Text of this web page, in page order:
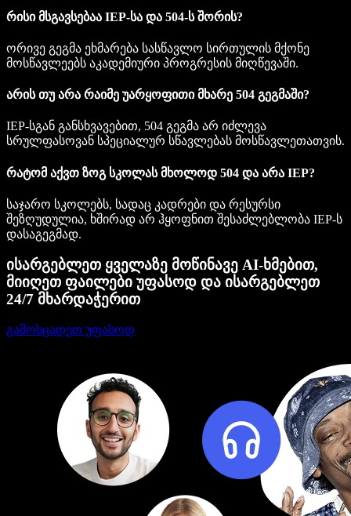
რისი მსგავსებაა IEP-სა და 504-ს შორის?
ორივე გეგმა ეხმარება სასწავლო სირთულის მქონე
მოსწავლეებს აკადემიური პროგრესის მიღწევაში.
არის თუ არა რაიმე უარყოფითი მხარე 504 გეგმაში?
IEP-სგან განსხვავებით, 504 გეგმა არ იძლევა
სრულფასოვან სპეციალურ სწავლებას მოსწავლეთათვის.
რატომ აქვთ ზოგ სკოლას მხოლოდ 504 და არა IEP?
საჯარო სკოლებს, სადაც კადრები და რესურსი
შეზღუდულია, ხშირად არ ჰყოფნით შესაძლებლობა IEP-ს
დასაგეგმად.
ისარგებლეთ ყველაზე მოწინავე AI-ხმებით,
მიიღეთ ფაილები უფასოდ და ისარგებლეთ
24/7 მხარდაჭერით
გამოსცადეთ უფასოდ